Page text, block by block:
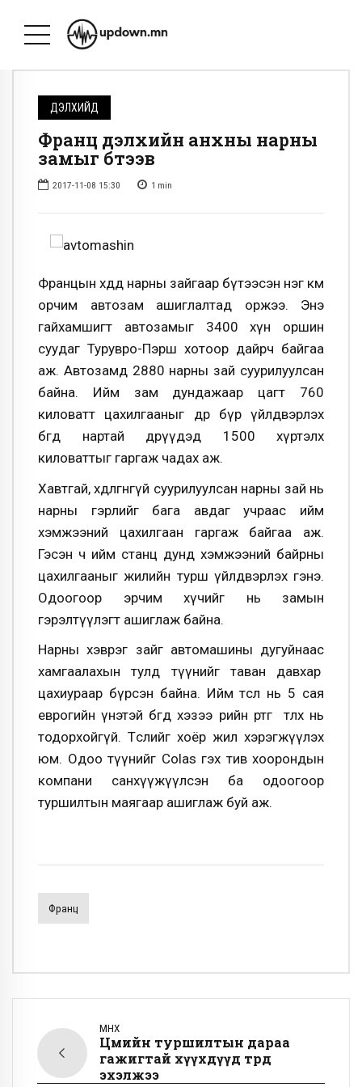
ДЭЛХИЙД
Франц дэлхийн анхны нарны
замыг бүтээв
2017-11-08 15:30 1 min
Францын хөдөөд нарны зайгаар бүтээсэн нэг км
орчим автозам ашиглалтад оржээ. Энэ
гайхамшигт автозамыг 3400 хүн оршин
суудаг Турувро-Пэрш хотоор дайрч байгаа
аж. Автозамд 2880 нарны зай суурилуулсан
байна. Ийм зам дундажаар цагт 760
киловатт цахилгааныг өдөр бүр үйлдвэрлэх
бөгөөд нартай өдрүүдэд 1500 хүртэлх
киловаттыг гаргаж чадах аж.
Хавтгай, хөдөлгөөнгүй суурилуулсан нарны зай нь
нарны гэрлийг бага авдаг учраас ийм
хэмжээний цахилгаан гаргаж байгаа аж.
Гэсэн ч ийм станц дунд хэмжээний байрны
цахилгааныг жилийн турш үйлдвэрлэх гэнэ.
Одоогоор эрчим хүчийг нь замын
гэрэлтүүлэгт ашиглаж байна.
Нарны хэврэг зайг автомашины дугуйнаас
хамгаалахын тулд түүнийг таван давхар
цахиураар бүрсэн байна. Ийм төсөл нь 5 сая
еврогийн үнэтэй бөгөөд хэзээ өөрийн өртгөө төлөх нь
тодорхойгүй. Төслийг хоёр жил хэрэгжүүлэх
юм. Одоо түүнийг Colas гэх тив хоорондын
компани санхүүжүүлсэн ба одоогоор
туршилтын маягаар ашиглаж буй аж.
Франц
ӨМНӨХ
Цөмийн туршилтын дараа
гажигтай хүүхдүүд төрөөд
эхэлжээ